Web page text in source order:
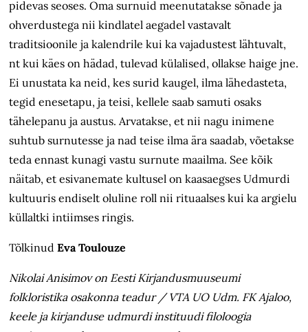
pidevas seoses. Oma surnuid meenutatakse sõnade ja
ohverdustega nii kindlatel aegadel vastavalt
traditsioonile ja kalendrile kui ka vajadustest lähtuvalt,
nt kui käes on hädad, tulevad külalised, ollakse haige jne.
Ei unustata ka neid, kes surid kaugel, ilma lähedasteta,
tegid enesetapu, ja teisi, kellele saab samuti osaks
tähelepanu ja austus. Arvatakse, et nii nagu inimene
suhtub surnutesse ja nad teise ilma ära saadab, võetakse
teda ennast kunagi vastu surnute maailma. See kõik
näitab, et esivanemate kultusel on kaasaegses Udmurdi
kultuuris endiselt oluline roll nii rituaalses kui ka argielu
küllaltki intiimses ringis.
TõlkinudEva Toulouze
Nikolai Anisimov on Eesti Kirjandusmuuseumi
folkloristika osakonna teadur / VTA UO Udm. FK Ajaloo,
keele ja kirjanduse udmurdi instituudi filoloogia